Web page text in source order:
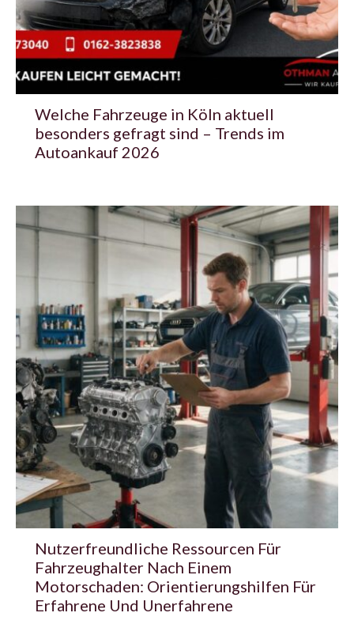
Welche Fahrzeuge in Köln aktuell
besonders gefragt sind – Trends im
Autoankauf 2026
Nutzerfreundliche Ressourcen Für
Fahrzeughalter Nach Einem
Motorschaden: Orientierungshilfen Für
Erfahrene Und Unerfahrene